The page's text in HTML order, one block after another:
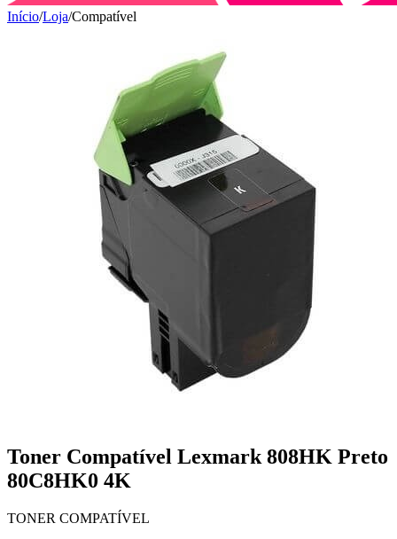
Início/Loja/Compatível
Toner Compatível Lexmark 808HK Preto
80C8HK0 4K
TONER COMPATÍVEL